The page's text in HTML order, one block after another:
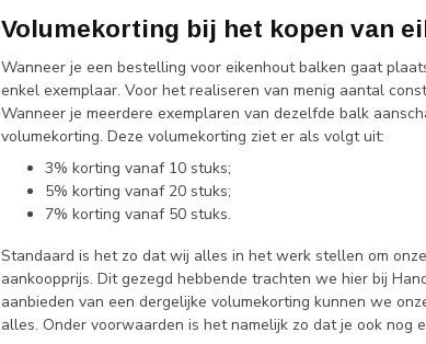
Volumekorting bij het kopen van
Wanneer je een bestelling voor eikenhout balken gaat
enkel exemplaar. Voor het realiseren van menig aantal
Wanneer je meerdere exemplaren van dezelfde balk
volumekorting. Deze volumekorting ziet er als volgt uit:
3% korting vanaf 10 stuks;
5% korting vanaf 20 stuks;
7% korting vanaf 50 stuks.
Standaard is het zo dat wij alles in het werk stellen om
aankoopprijs. Dit gezegd hebbende trachten we hier bij
aanbieden van een dergelijke volumekorting kunnen we
alles. Onder voorwaarden is het namelijk zo dat je ook nog